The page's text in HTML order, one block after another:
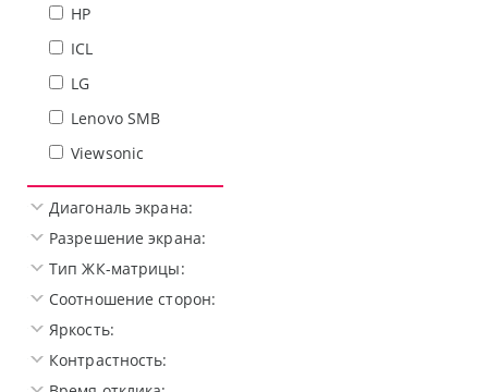
HP
ICL
LG
Lenovo SMB
Viewsonic
Диагональ экрана:
Разрешение экрана:
Тип ЖК-матрицы:
Соотношение сторон:
Яркость:
Контрастность: